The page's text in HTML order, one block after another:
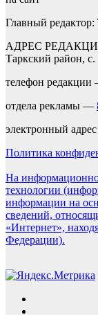
Главный
АДРЕС РЕДАКЦИИ:
Таркский район, с.
телефон
отдела рекламы —
электронный
Политика
На
технологии
информации на
сведений,
«Интернет»,
Федерации).